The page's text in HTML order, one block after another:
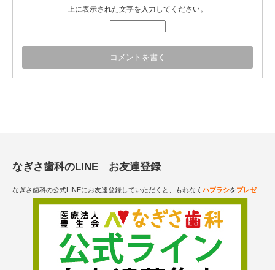
上に表示された文字を入力してください。
なぎさ歯科のLINE お友達登録
なぎさ歯科の公式LINEにお友達登録していただくと、もれなく ハブラシをプレゼ